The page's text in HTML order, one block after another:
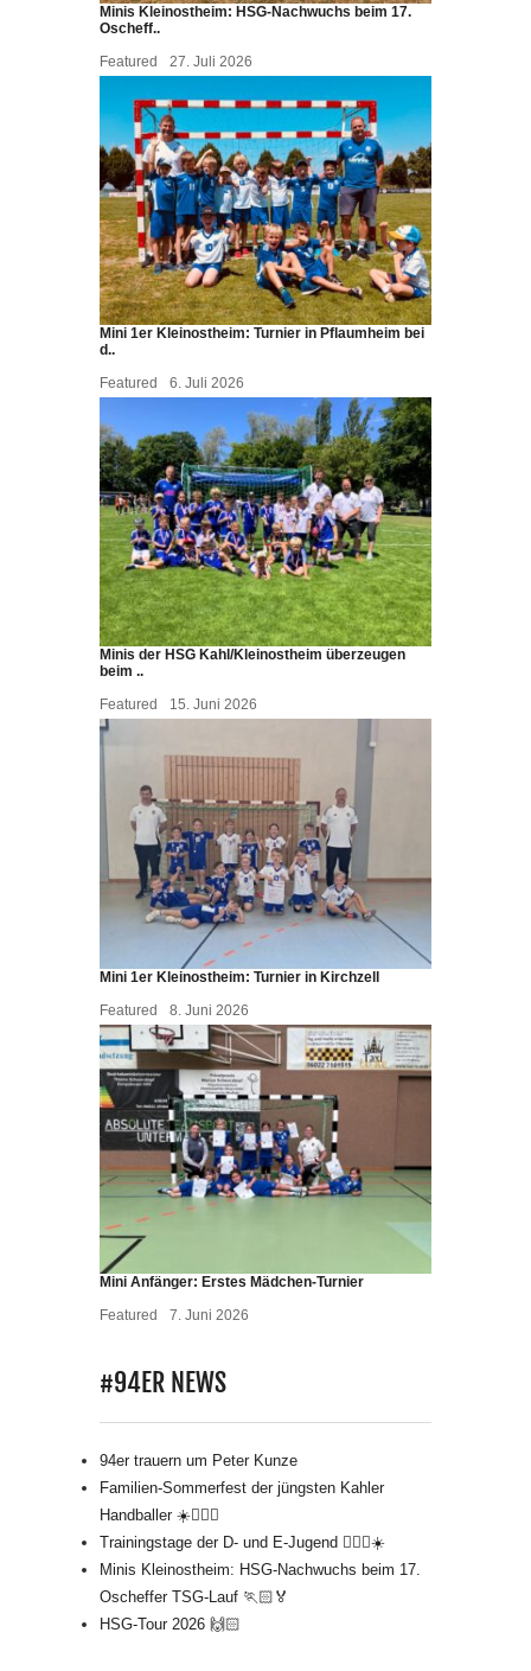
Minis Kleinostheim: HSG-Nachwuchs beim 17.
Oscheff..
Featured
27. Juli 2026
Mini 1er Kleinostheim: Turnier in Pflaumheim bei
d..
Featured
6. Juli 2026
Minis der HSG Kahl/Kleinostheim überzeugen
beim ..
Featured
15. Juni 2026
Mini 1er Kleinostheim: Turnier in Kirchzell
Featured
8. Juni 2026
Mini Anfänger: Erstes Mädchen-Turnier
Featured
7. Juni 2026
#94ER NEWS
94er trauern um Peter Kunze
Familien-Sommerfest der jüngsten Kahler
Handballer ☀️🤾🏻‍♂️
Trainingstage der D- und E-Jugend 🤾🏻‍♂️☀️
Minis Kleinostheim: HSG-Nachwuchs beim 17.
Oscheffer TSG-Lauf 🏃🏻🏅
HSG-Tour 2026 🙌🏻